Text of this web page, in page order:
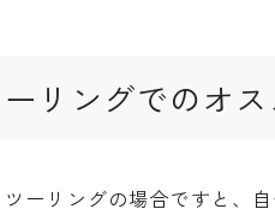
リングでのオ
ーリングの場合ですと、